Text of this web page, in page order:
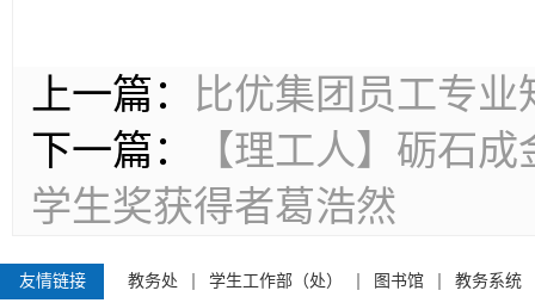
上一篇：
比优集团员工专
下一篇：
【理工人】砺石
学生奖获得者葛浩然
友情链接 教务处 学生工作部（处） 图书馆 教务系统